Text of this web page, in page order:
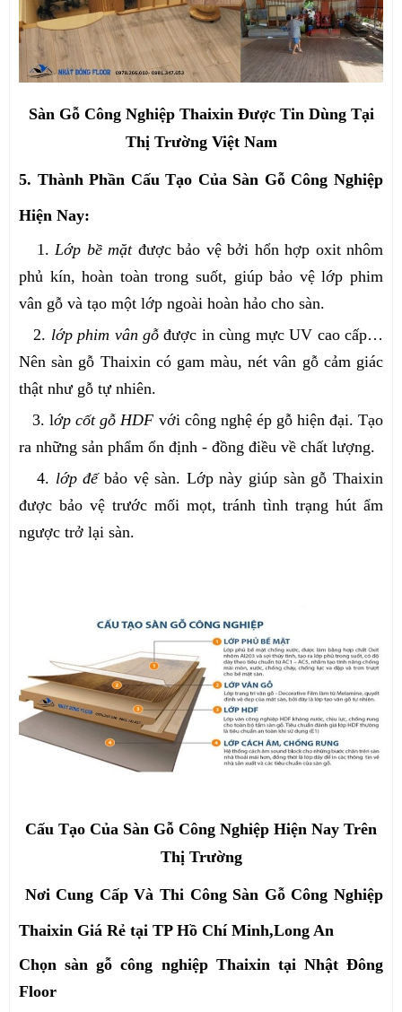
Sàn Gỗ Công Nghiệp Thaixin Được Tin Dùng Tại
Thị Trường Việt Nam
5. Thành Phần Cấu Tạo Của Sàn Gỗ Công Nghiệp
Hiện Nay:
1. Lớp bề mặtđược bảo vệ bởi hổn hợp oxit nhôm
phủ kín, hoàn toàn trong suốt, giúp bảo vệ lớp phim
vân gỗ và tạo một lớp ngoài hoàn hảo cho sàn.
2. lớp phim vân gỗ được in cùng mực UV cao cấp…
Nên sàn gỗ Thaixin có gam màu, nét vân gỗ cảm giác
thật như gỗ tự nhiên.
3. lớp cốt gỗ HDF với công nghệ ép gỗ hiện đại. Tạo
ra những sản phẩm ổn định - đồng điều về chất lượng.
4. lớp đếbảo vệ sàn. Lớp này giúp sàn gỗ Thaixin
được bảo vệ trước mối mọt, tránh tình trạng hút ẩm
ngược trở lại sàn.
Cấu Tạo Của Sàn Gỗ Công Nghiệp Hiện Nay Trên
Thị Trường
Nơi Cung Cấp Và Thi Công Sàn Gỗ Công Nghiệp
Thaixin Giá Rẻ tại TP Hồ Chí Minh,Long An
Chọn sàn gỗ công nghiệp Thaixin tại Nhật Đông
Floor